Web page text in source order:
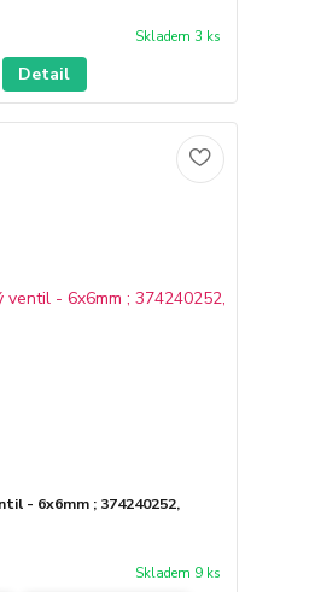
Skladem 3 ks
Detail
- 6x6mm ; 374240252,
Skladem 9 ks